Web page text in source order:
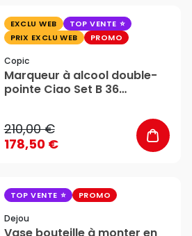
EXCLU WEB
TOP VENTE
PRIX EXCLU WEB
PROMO
Copic
Marqueur à alcool double-
pointe Ciao Set B 36
210,00 €
178,50 €
TOP VENTE PROMO
Dejou
Vase bouteille à monter en